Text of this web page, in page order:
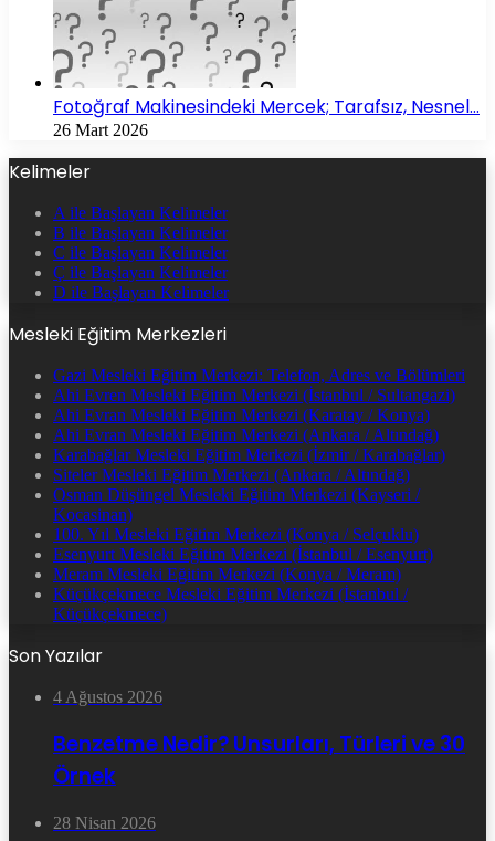
Fotoğraf Makinesindeki Mercek; Tarafsız, Nesnel…
26 Mart 2026
Kelimeler
A ile Başlayan Kelimeler
B ile Başlayan Kelimeler
C ile Başlayan Kelimeler
Ç ile Başlayan Kelimeler
D ile Başlayan Kelimeler
Mesleki Eğitim Merkezleri
Gazi Mesleki Eğitim Merkezi: Telefon, Adres ve Bölümleri
Ahi Evren Mesleki Eğitim Merkezi (İstanbul / Sultangazi)
Ahi Evran Mesleki Eğitim Merkezi (Karatay / Konya)
Ahi Evran Mesleki Eğitim Merkezi (Ankara / Altındağ)
Karabağlar Mesleki Eğitim Merkezi (İzmir / Karabağlar)
Siteler Mesleki Eğitim Merkezi (Ankara / Altındağ)
Osman Düşüngel Mesleki Eğitim Merkezi (Kayseri /
Kocasinan)
100. Yıl Mesleki Eğitim Merkezi (Konya / Selçuklu)
Esenyurt Mesleki Eğitim Merkezi (İstanbul / Esenyurt)
Meram Mesleki Eğitim Merkezi (Konya / Meram)
Küçükçekmece Mesleki Eğitim Merkezi (İstanbul /
Küçükçekmece)
Son Yazılar
4 Ağustos 2026
Benzetme Nedir? Unsurları, Türleri ve 30
Örnek
28 Nisan 2026